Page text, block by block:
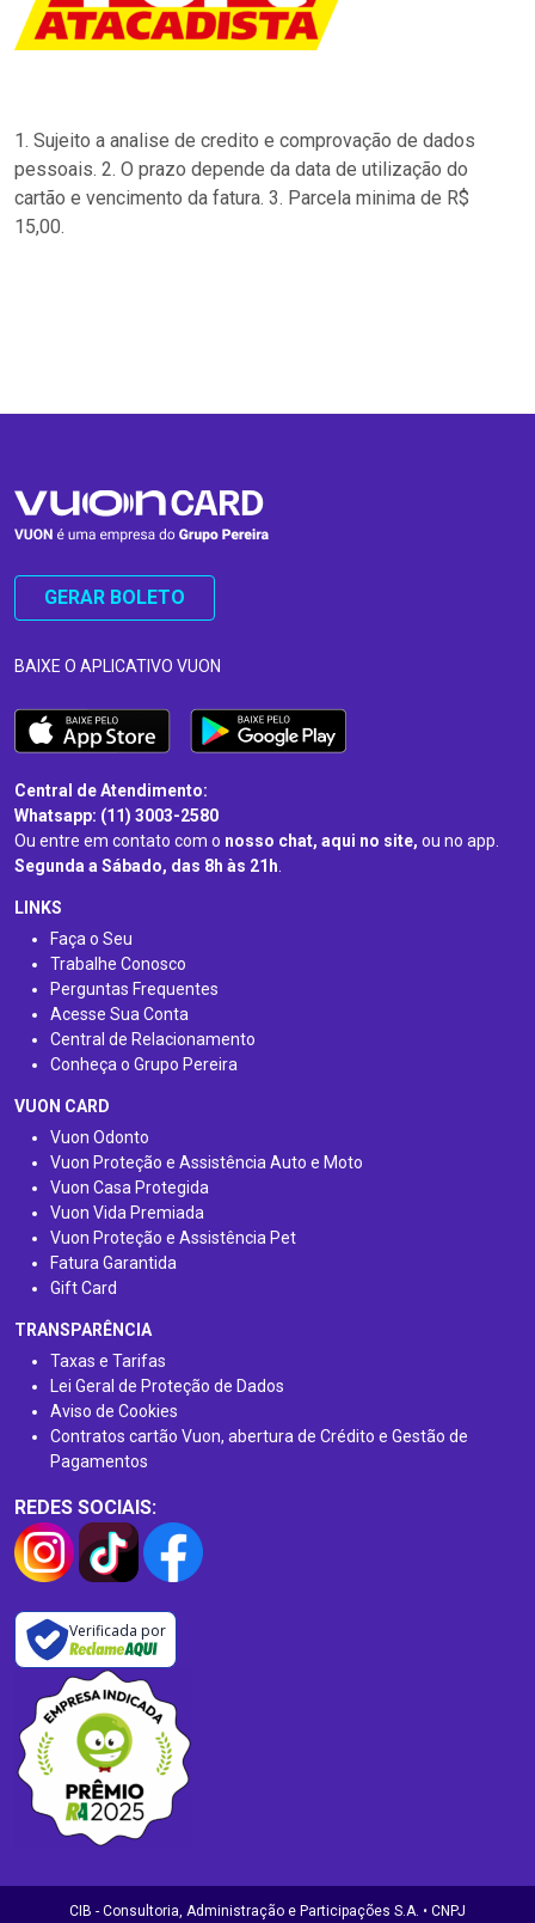
1. Sujeito a analise de credito e comprovação de dados
pessoais. 2. O prazo depende da data de utilização do
cartão e vencimento da fatura. 3. Parcela minima de R$
15,00.
GERAR BOLETO
BAIXE O APLICATIVO VUON
Central de Atendimento:
Whatsapp: (11) 3003-2580
Ou entre em contato com o nosso chat, aqui no site, ou no app.
Segunda a Sábado, das 8h às 21h.
LINKS
Faça o Seu
Trabalhe Conosco
Perguntas Frequentes
Acesse Sua Conta
Central de Relacionamento
Conheça o Grupo Pereira
VUON CARD
Vuon Odonto
Vuon Proteção e Assistência Auto e Moto
Vuon Casa Protegida
Vuon Vida Premiada
Vuon Proteção e Assistência Pet
Fatura Garantida
Gift Card
TRANSPARÊNCIA
Taxas e Tarifas
Lei Geral de Proteção de Dados
Aviso de Cookies
Contratos cartão Vuon, abertura de Crédito e Gestão de
Pagamentos
REDES SOCIAIS:
Verificada por
CIB - Consultoria, Administração e Participações S.A. • CNPJ